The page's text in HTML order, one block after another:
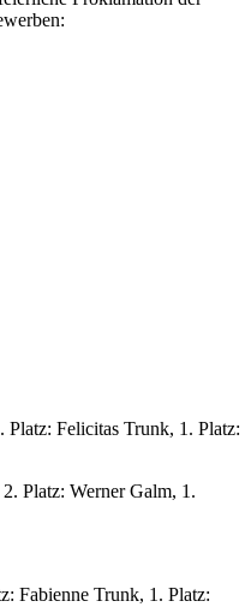
Felicitas Trunk, 1. Platz:
Platz: Werner Galm, 1.
Fabienne Trunk, 1. Platz: